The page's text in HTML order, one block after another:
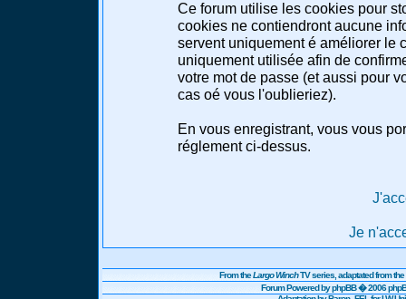
Ce forum utilise les cookies pour
cookies ne contiendront aucune
servent uniquement é améliorer le
uniquement utilisée afin de
votre mot de passe (et aussi pour
cas oé vous l'oublieriez).
En vous enregistrant, vous vous
réglement ci-dessus.
Je
From theLargo WinchTV series, adaptated from
Forum Powered byphpBB� 2006